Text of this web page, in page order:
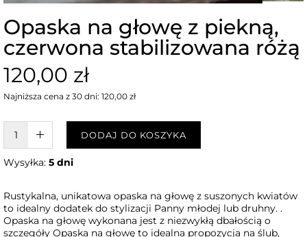
Opaska na głowę z piekną,
czerwona stabilizowana różą
120,00 zł
Najniższa cena z 30 dni: 120,00 zł
W KOSZYKU :)DODAJ DO KOSZYKA
Wysyłka: 5 dni
Rustykalna, unikatowa opaska na głowę z suszonych kwiatów
to idealny dodatek do stylizacji Panny młodej lub druhny. .
Opaska na głowę wykonana jest z niezwykłą dbałością o
szczegóły Opaska na głowę to idealna propozycja na ślub,